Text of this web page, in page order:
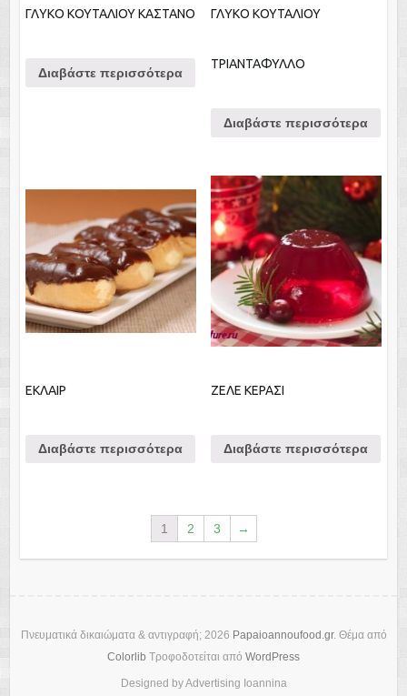
ΓΛΥΚΟ ΚΟΥΤΑΛΙΟΥ ΚΑΣΤΑΝΟ
Διαβάστε περισσότερα
ΓΛΥΚΟ ΚΟΥΤΑΛΙΟΥ
ΤΡΙΑΝΤΑΦΥΛΛΟ
Διαβάστε περισσότερα
ΕΚΛΑΙΡ
Διαβάστε περισσότερα
ΖΕΛΕ ΚΕΡΑΣΙ
Διαβάστε περισσότερα
1 2 3 →
Πνευματικά δικαιώματα & αντιγραφή; 2026 Papaioannoufood.gr. Θέμα από
Colorlib Τροφοδοτείται από WordPress
Designed by Advertising Ioannina